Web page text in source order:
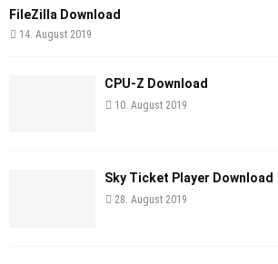
FileZilla Download
14. August 2019
CPU-Z Download
10. August 2019
Sky Ticket Player Download
28. August 2019